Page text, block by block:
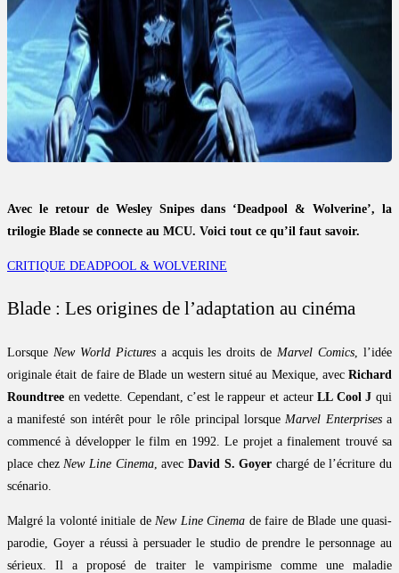
Avec le retour de Wesley Snipes dans ‘Deadpool & Wolverine’, la
trilogie Blade se connecte au MCU. Voici tout ce qu’il faut savoir.
CRITIQUE DEADPOOL & WOLVERINE
Blade : Les origines de l’adaptation au cinéma
Lorsque New World Picturesa acquis les droits de Marvel Comics , l’idée
originale était de faire de Blade un western situé au Mexique, avec Richard
Roundtree en vedette. Cependant, c’est le rappeur et acteurLL Cool J qui
a manifesté son intérêt pour le rôle principal lorsque Marvel Enterprisesa
commencé à développer le film en 1992. Le projet a finalement trouvé sa
place chez New Line Cinema, avecDavid S. Goyer chargé de l’écriture du
scénario.
Malgré la volonté initiale de New Line Cinema de faire de Blade une quasi-
parodie, Goyer a réussi à persuader le studio de prendre le personnage au
sérieux. Il a proposé de traiter le vampirisme comme une maladie